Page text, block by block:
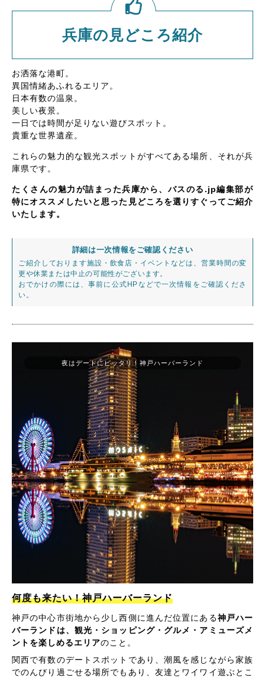
兵庫の見どころ紹介
お洒落な港町。
異国情緒あふれるエリア。
日本有数の温泉。
美しい夜景。
一日では時間が足りない遊びスポット。
貴重な世界遺産。
これらの魅力的な観光スポットがすべてある場所、それが兵
庫県です。
たくさんの魅力が詰まった兵庫から、バスのる.jp編集部が
特にオススメしたいと思った見どころを選りすぐってご紹介
いたします。
詳細は一次情報をご確認ください
ご紹介しております施設・飲食店・イベントなどは、営業時間の変
更や休業または中止の可能性がございます。
おでかけの際には、事前に公式HPなどで一次情報をご確認くださ
い。
夜はデートにピッタリ！神戸ハーバーランド
何度も来たい！神戸ハーバーランド
神戸の中心市街地から少し西側に進んだ位置にある神戸ハー
バーランドは、観光・ショッピング・グルメ・アミューズメ
ントを楽しめるエリアのこと。
関西で有数のデートスポットであり、潮風を感じながら家族
でのんびり過ごせる場所でもあり、友達とワイワイ遊ぶとこ